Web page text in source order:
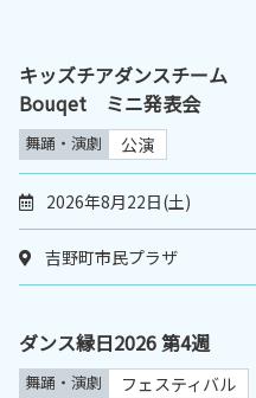
キッズチアダンスチーム
Bouqet ミニ発表会
舞踊・演劇 公演
2026年8月22日(土)
吉野町市民プラザ
ダンス縁日2026 第4週
舞踊・演劇 フェスティバル